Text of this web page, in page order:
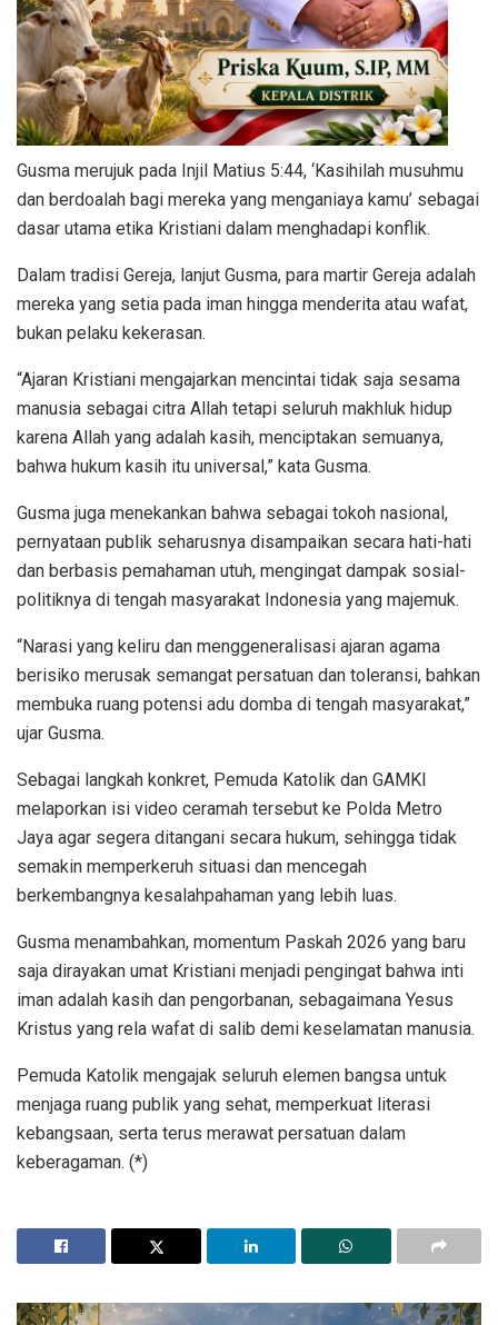
Gusma merujuk pada Injil Matius 5:44, ‘Kasihilah musuhmu
dan berdoalah bagi mereka yang menganiaya kamu’ sebagai
dasar utama etika Kristiani dalam menghadapi konflik.
Dalam tradisi Gereja, lanjut Gusma, para martir Gereja adalah
mereka yang setia pada iman hingga menderita atau wafat,
bukan pelaku kekerasan.
“Ajaran Kristiani mengajarkan mencintai tidak saja sesama
manusia sebagai citra Allah tetapi seluruh makhluk hidup
karena Allah yang adalah kasih, menciptakan semuanya,
bahwa hukum kasih itu universal,” kata Gusma.
Gusma juga menekankan bahwa sebagai tokoh nasional,
pernyataan publik seharusnya disampaikan secara hati-hati
dan berbasis pemahaman utuh, mengingat dampak sosial-
politiknya di tengah masyarakat Indonesia yang majemuk.
“Narasi yang keliru dan menggeneralisasi ajaran agama
berisiko merusak semangat persatuan dan toleransi, bahkan
membuka ruang potensi adu domba di tengah masyarakat,”
ujar Gusma.
Sebagai langkah konkret, Pemuda Katolik dan GAMKI
melaporkan isi video ceramah tersebut ke Polda Metro
Jaya agar segera ditangani secara hukum, sehingga tidak
semakin memperkeruh situasi dan mencegah
berkembangnya kesalahpahaman yang lebih luas.
Gusma menambahkan, momentum Paskah 2026 yang baru
saja dirayakan umat Kristiani menjadi pengingat bahwa inti
iman adalah kasih dan pengorbanan, sebagaimana Yesus
Kristus yang rela wafat di salib demi keselamatan manusia.
Pemuda Katolik mengajak seluruh elemen bangsa untuk
menjaga ruang publik yang sehat, memperkuat literasi
kebangsaan, serta terus merawat persatuan dalam
keberagaman. (*)